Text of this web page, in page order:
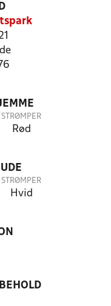
STRØMPER
Rød
STRØMPER
Hvid